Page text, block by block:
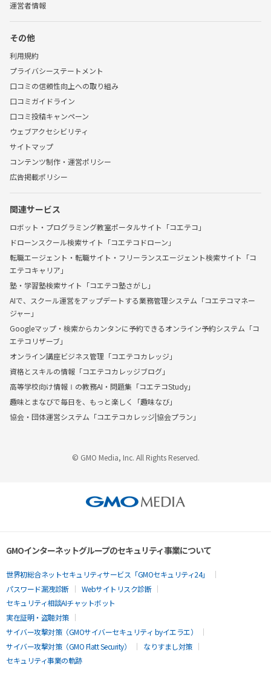
運営者情報
その他
利用規約
プライバシーステートメント
口コミの信頼性向上への取り組み
口コミガイドライン
口コミ投稿キャンペーン
ウェブアクセシビリティ
サイトマップ
コンテンツ制作・運営ポリシー
広告掲載ポリシー
関連サービス
ロボット・プログラミング教室ポータルサイト「コエテコ」
ドローンスクール検索サイト「コエテコドローン」
転職エージェント・転職サイト・フリーランスエージェント検索サイト「コ
エテコキャリア」
塾・学習塾検索サイト「コエテコ塾さがし」
AIで、スクール運営をアップデートする業務管理システム「コエテコマネー
ジャー」
Googleマップ・検索からカンタンに予約できるオンライン予約システム「コ
エテコリザーブ」
オンライン講座ビジネス管理「コエテコカレッジ」
資格とスキルの情報「コエテコカレッジブログ」
高等学校向け情報Ⅰの教務AI・問題集「コエテコStudy」
趣味とまなびで毎日を、もっと楽しく「趣味なび」
協会・団体運営システム「コエテコカレッジ|協会プラン」
© GMO Media, Inc. All Rights Reserved.
GMOインターネットグループのセキュリティ事業について
世界初総合ネットセキュリティサービス「GMOセキュリティ24」
パスワード漏洩診断
Webサイトリスク診断
セキュリティ相談AIチャットボット
実在証明・盗聴対策
サイバー攻撃対策（GMOサイバーセキュリティ byイエラエ）
サイバー攻撃対策（GMO Flatt Security）
なりすまし対策
セキュリティ事業の軌跡